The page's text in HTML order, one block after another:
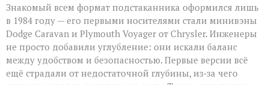
Знакомый всем формат подстаканника оформился лишь
в 1984 году — его первыми носителями стали минивэны
Dodge Caravan и Plymouth Voyager от Chrysler. Инженеры
не просто добавили углубление: они искали баланс
между удобством и безопасностью. Первые версии всё
ещё страдали от недостаточной глубины, из‑за чего